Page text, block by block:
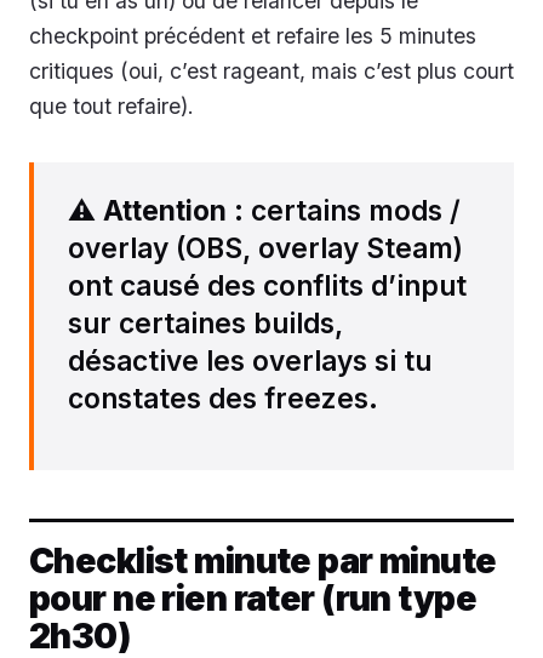
checkpoint précédent et refaire les 5 minutes
critiques (oui, c’est rageant, mais c’est plus court
que tout refaire).
⚠️ Attention : certains mods /
overlay (OBS, overlay Steam)
ont causé des conflits d’input
sur certaines builds,
désactive les overlays si tu
constates des freezes.
Checklist minute par minute
pour ne rien rater (run type
2h30)